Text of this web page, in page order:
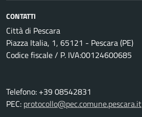
CONTATTI
Città di Pescara
Piazza Italia, 1, 65121 - Pescara (PE)
Codice fiscale / P. IVA:00124600685
Telefono: +39 08542831
PEC: protocollo@pec.comune.pescara.it